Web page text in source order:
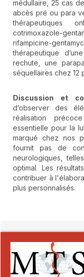
médullaire, 25 cas
abcès pré ou para
thérapeutiques
cotrimoxazole-
rifampicine-
thérapeutique
rechute, une
séquellaires chez 12
Discussion et
d’observer des
réalisation
essentielle pour la
marqué chez nos
fournit pas de
neurologiques,
optimal. Les
contribuer à
plus personnalisés.